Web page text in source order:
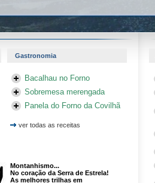
Gastronomia
Bacalhau no Forno
Sobremesa merengada
Panela do Forno da Covilhã
ver todas as receitas
Montanhismo...
No coração da Serra de Estrela!
As melhores trilhas em